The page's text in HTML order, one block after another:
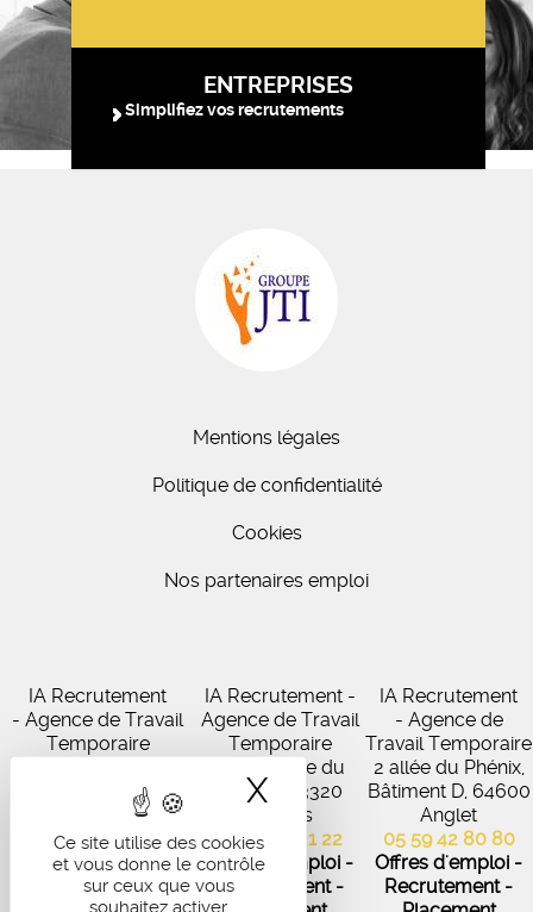
Ce site utilise des cookies
et vous donne le contrôle
sur ceux que vous
souhaitez activer
X Masquer le
ENTREPRISES
Simplifiez vos recrutements
Mentions légales
Politique de confidentialité
Cookies
Nos partenaires emploi
IA Recrutement
- Agence de Travail
Temporaire
Virecourt, 33370
Artigues-près-
Bordeaux
05 56 67 48 57
Offres d'emploi -
IA Recrutement -
Agence de Travail
Temporaire
102 Avenue du
Médoc, 33320
Eysines
05 56 45 21 22
Offres d'emploi -
Recrutement -
IA Recrutement
- Agence de
Travail Temporaire
2 allée du Phénix,
Bâtiment D, 64600
Anglet
05 59 42 80 80
Offres d'emploi -
Recrutement -